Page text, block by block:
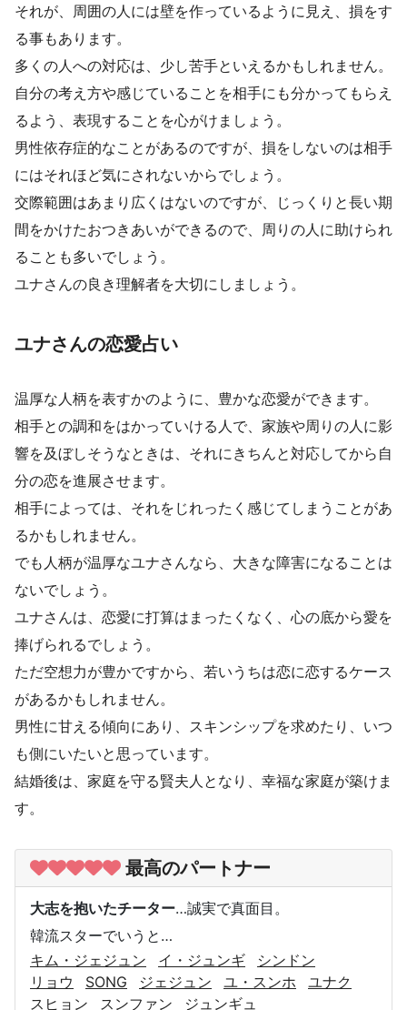
それが、周囲の人には壁を作っているように見え、損をす
る事もあります。
多くの人への対応は、少し苦手といえるかもしれません。
自分の考え方や感じていることを相手にも分かってもらえ
るよう、表現することを心がけましょう。
男性依存症的なことがあるのですが、損をしないのは相手
にはそれほど気にされないからでしょう。
交際範囲はあまり広くはないのですが、じっくりと長い期
間をかけたおつきあいができるので、周りの人に助けられ
ることも多いでしょう。
ユナさんの良き理解者を大切にしましょう。
ユナさんの恋愛占い
温厚な人柄を表すかのように、豊かな恋愛ができます。
相手との調和をはかっていける人で、家族や周りの人に影
響を及ぼしそうなときは、それにきちんと対応してから自
分の恋を進展させます。
相手によっては、それをじれったく感じてしまうことがあ
るかもしれません。
でも人柄が温厚なユナさんなら、大きな障害になることは
ないでしょう。
ユナさんは、恋愛に打算はまったくなく、心の底から愛を
捧げられるでしょう。
ただ空想力が豊かですから、若いうちは恋に恋するケース
があるかもしれません。
男性に甘える傾向にあり、スキンシップを求めたり、いつ
も側にいたいと思っています。
結婚後は、家庭を守る賢夫人となり、幸福な家庭が築けま
す。
最高のパートナー
大志を抱いたチーター…誠実で真面目。
韓流スターでいうと…
キム・ジェジュン
イ・ジュンギ
シンドン
リョウ
SONG ジェジュン ユ・スンホ
ユナク
スヒョン
スンファン ジュンギュ